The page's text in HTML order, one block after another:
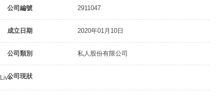
公司編號 2911047
成立日期 2020年01月10日
公司類別 私人股份有限公司
公司現狀
Live